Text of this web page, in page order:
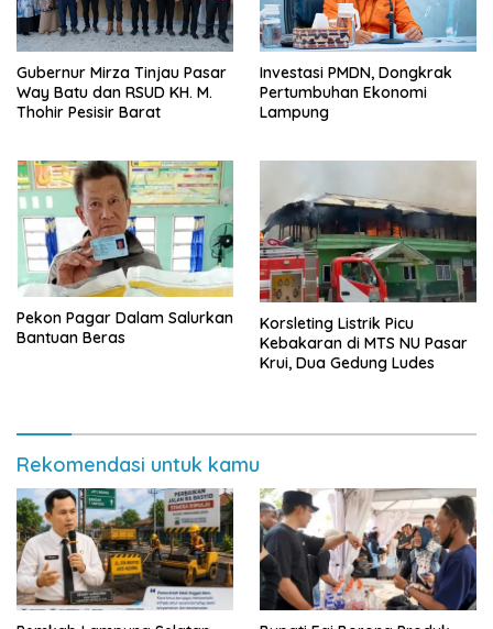
Gubernur Mirza Tinjau Pasar
Way Batu dan RSUD KH. M.
Thohir Pesisir Barat
Investasi PMDN, Dongkrak
Pertumbuhan Ekonomi
Lampung
Pekon Pagar Dalam Salurkan
Bantuan Beras
Korsleting Listrik Picu
Kebakaran di MTS NU Pasar
Krui, Dua Gedung Ludes
Rekomendasi untuk kamu